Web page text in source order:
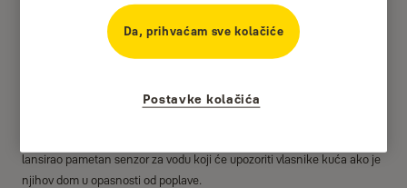
lansirao pametan senzor za vodu koji će upozoriti vlasnike kuća ako je
njihov dom u opasnosti od poplave.
Da, prihvaćam sve kolačiće
Postavke kolačića